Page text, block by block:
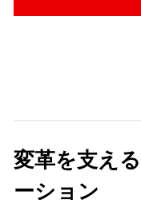
変革を支え
ーション